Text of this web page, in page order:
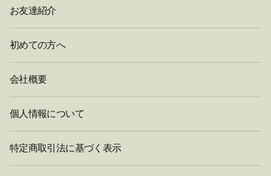
お友達紹介
初めての方へ
会社概要
個人情報について
特定商取引法に基づく表示